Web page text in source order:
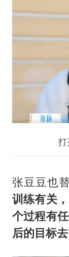
打
张豆豆也
训练有关
个过程有
后的目标